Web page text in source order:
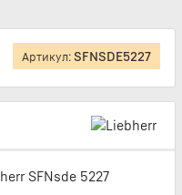
Артикул:SFNSDE5227
SFNsde 5227